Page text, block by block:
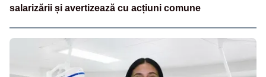
salarizării și avertizează cu acțiuni comune